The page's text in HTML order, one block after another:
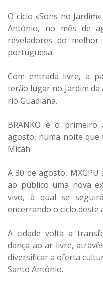
O ciclo «Sons no
António, no mês de
reveladores do
portuguesa.
Com entrada livre, a
terão lugar no Jardim da
rio Guadiana.
BRANKO é o
agosto, numa noite que
Micáh.
A 30 de agosto,
ao público uma nova
vivo, à qual se
encerrando o ciclo deste
A cidade volta a
dança ao ar livre,
diversificar a oferta
Santo António.